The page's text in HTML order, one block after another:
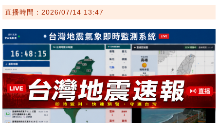
直播時間：2026/07/14 13:47